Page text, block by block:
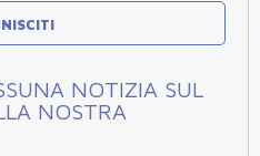
NOTIZIA SUL
NOSTRA